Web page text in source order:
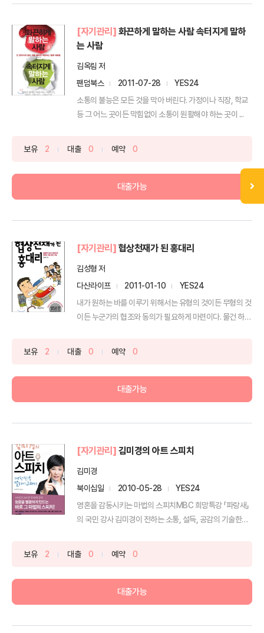
[자기관리] 화끈하게 말하는 사람 속터지게 말하
는 사람
김옥림 저
팬덤북스
2011-07-28
YES24
소통의 불능은 모든 것을 막아 버린다. 가정이나 직장, 학교
등 그 어느 곳이든 막힘없이 소통이 원활해야 하는 곳이 ...
보유 2 대출 0 예약 0
대출가능
[자기관리] 협상천재가 된 홍대리
김성형 저
다산라이프
2011-01-10
YES24
내가 원하는 바를 이루기 위해서는 유형의 것이든 무형의 것
이든 누군가의 협조와 동의가 필요하게 마련이다. 물건 하나
보유 2 대출 0 예약 0
대출가능
[자기관리] 김미경의 아트 스피치
김미경
북이십일
2010-05-28
YES24
영혼을 감동시키는 마법의 스피치MBC 희망특강 「파랑새」
의 국민 강사 김미경이 전하는 소통, 설득, 공감의 기술한국
보유 2 대출 0 예약 0
대출가능